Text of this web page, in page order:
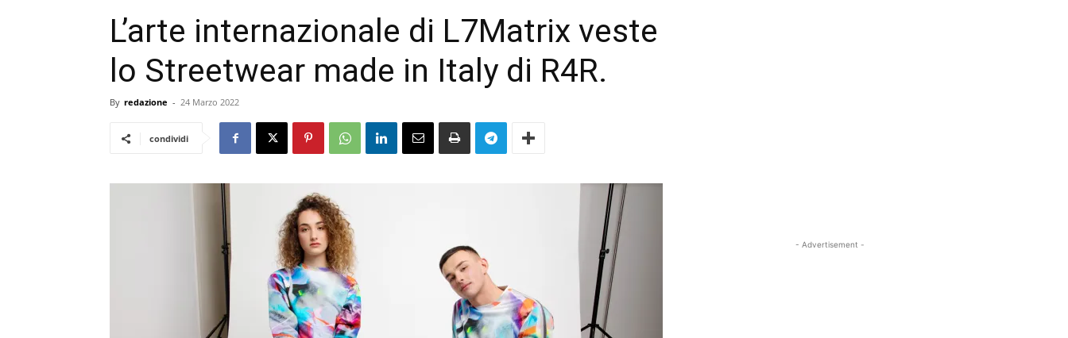
L’arte internazionale di L7Matrix veste
lo Streetwear made in Italy di R4R.
By redazione - 24 Marzo 2022
condividi
- Advertisement -